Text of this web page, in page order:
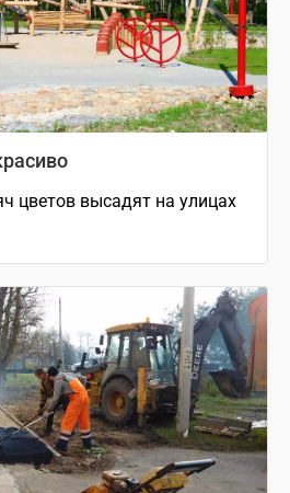
цветов высадят на улицах